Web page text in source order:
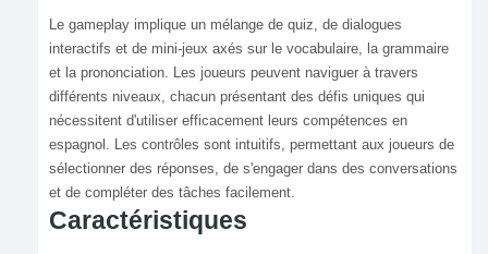
Le gameplay implique un mélange de quiz, de dialogues
interactifs et de mini-jeux axés sur le vocabulaire, la grammaire
et la prononciation. Les joueurs peuvent naviguer à travers
différents niveaux, chacun présentant des défis uniques qui
nécessitent d'utiliser efficacement leurs compétences en
espagnol. Les contrôles sont intuitifs, permettant aux joueurs de
sélectionner des réponses, de s'engager dans des conversations
et de compléter des tâches facilement.
Caractéristiques